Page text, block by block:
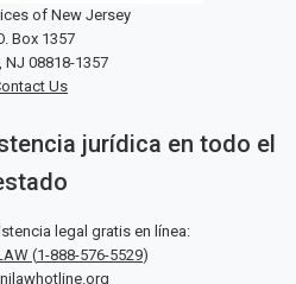
of New Jersey
Box 1357
NJ 08818-1357
Us
jurídica en todo el
legal gratis en línea:
(1-888-576-5529)